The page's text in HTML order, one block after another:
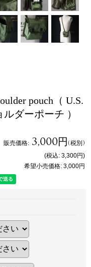
pouch（ U.S.
ダーポーチ ）
販売価格: 3,000円(税別)
(税込: 3,300円)
希望小売価格: 3,000円